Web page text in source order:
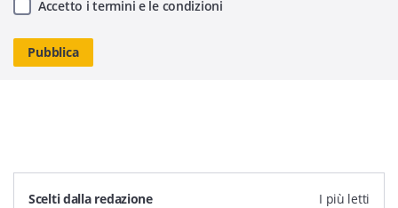
Accetto i termini e le condizioni
Scelti dalla redazione I più letti